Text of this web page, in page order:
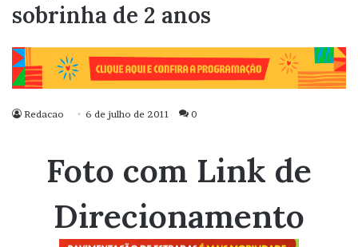
sobrinha de 2 anos
Redacao 6 de julho de 2011 0
Foto com Link de
Direcionamento